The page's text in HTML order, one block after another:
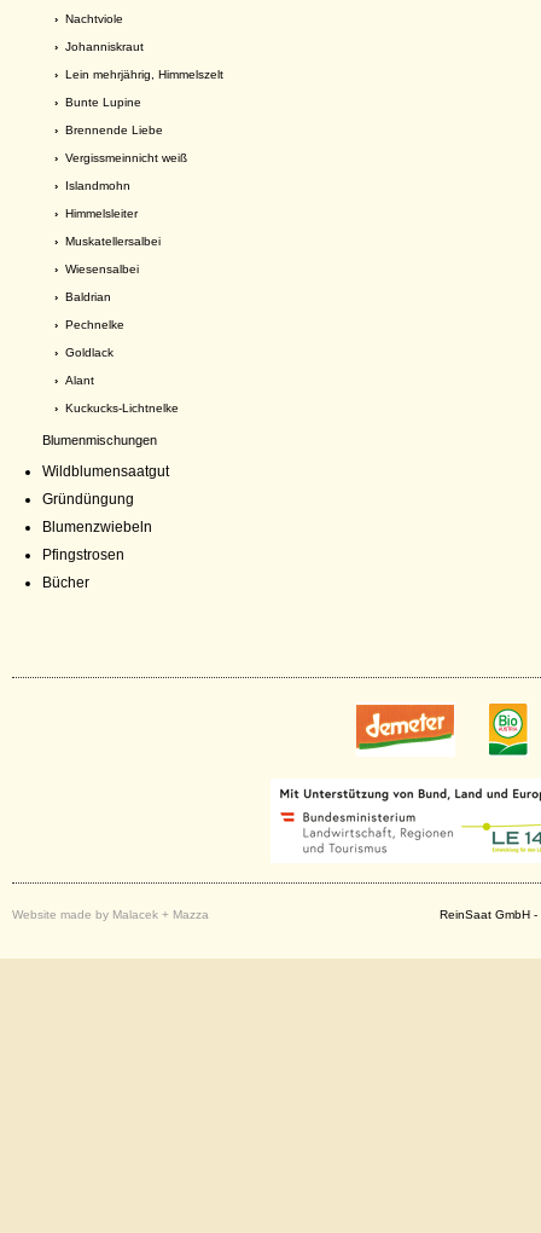
› Nachtviole
› Johanniskraut
› Lein mehrjährig, Himmelszelt
› Bunte Lupine
› Brennende Liebe
› Vergissmeinnicht weiß
› Islandmohn
› Himmelsleiter
› Muskatellersalbei
› Wiesensalbei
› Baldrian
› Pechnelke
› Goldlack
› Alant
› Kuckucks-Lichtnelke
Blumenmischungen
Wildblumensaatgut
Gründüngung
Blumenzwiebeln
Pfingstrosen
Bücher
Website made by Malacek + Mazza ReinSaat GmbH